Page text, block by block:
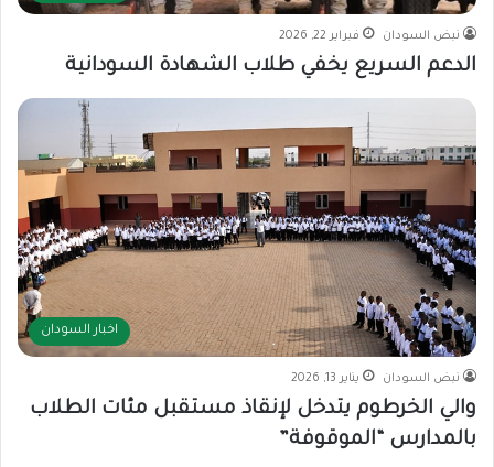
نبض السودان فبراير 22, 2026
الدعم السريع يخفي طلاب الشهادة السودانية
اخبار السودان
نبض السودان يناير 13, 2026
والي الخرطوم يتدخل لإنقاذ مستقبل مئات الطلاب
بالمدارس “الموقوفة”